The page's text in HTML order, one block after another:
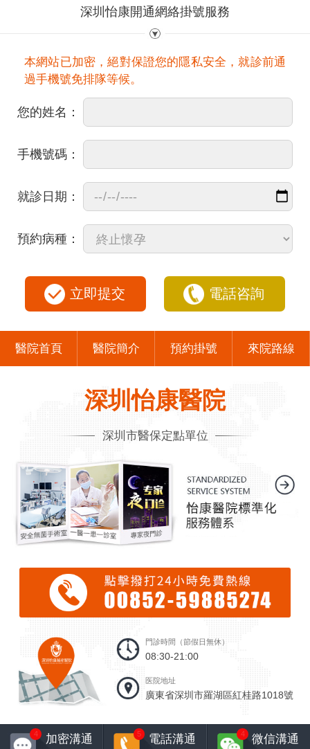
深圳怡康開通網絡掛號服務
本網站已加密，絕對保證您的隱私安全，就診前通
過手機號免排隊等候。
您的姓名：
手機號碼：
就診日期：
預約病種：
立即提交 電話咨詢
醫院首頁 醫院簡介 預約掛號 來院路線
深圳怡康醫院
深圳市醫保定點單位
門診時間（節假日無休）
08:30-21:00
医院地址
廣東省深圳市羅湖區紅桂路1018號
加密溝通
4 電話溝通
5 微信溝通
4